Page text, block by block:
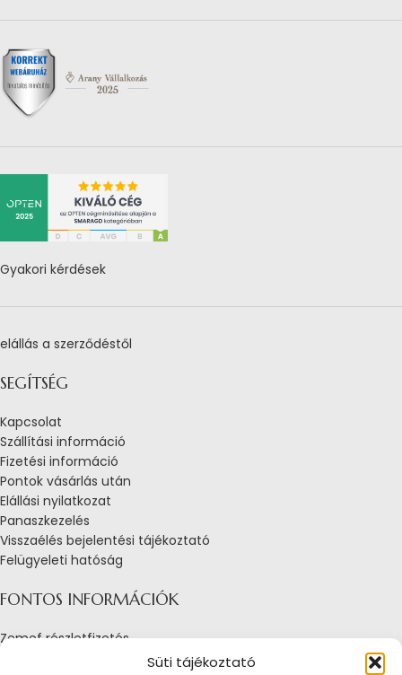
Süti tájékoztató
Gyakori kérdések
elállás a szerződéstől
SEGÍTSÉG
Kapcsolat
Szállítási információ
Fizetési információ
Pontok vásárlás után
Elállási nyilatkozat
Panaszkezelés
Visszaélés bejelentési tájékoztató
Felügyeleti hatóság
FONTOS INFORMÁCIÓK
Zemef részletfizetés
Adatkezelési tájékoztató